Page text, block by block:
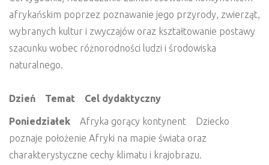
afrykańskim poprzez poznawanie jego przyrody, zwierząt,
wybranych kultur i zwyczajów oraz kształtowanie postawy
szacunku wobec różnorodności ludzi i środowiska
naturalnego.
Dzień Temat Cel dydaktyczny
Poniedziałek
Afryka gorący kontynent Dziecko
poznaje położenie Afryki na mapie świata oraz
charakterystyczne cechy klimatu i krajobrazu.